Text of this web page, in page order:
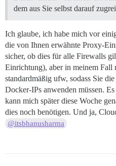
dem aus Sie selbst darauf
Ich glaube, ich habe mich vor
die von Ihnen erwähnte Proxy-
sicher, ob dies für alle Firewalls
Einrichtung), aber in meinem
standardmäßig ufw, sodass Sie
Docker-IPs anwenden müssen.
kann mich später diese Woche
dies noch benötigen. Und ja,
@itsbhanusharma